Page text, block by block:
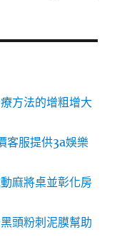
方法的增粗增大
客服提供3a娛樂
麻將桌並彰化房
頭粉刺泥膜幫助